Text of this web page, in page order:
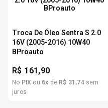
Troca De Óleo Sentra S 2.0
16V (2005-2016) 10W40
BProauto
R$ 161,90
No PIX ou 6x de R$ 31 ,74sem
juros
9º
10º Pneu